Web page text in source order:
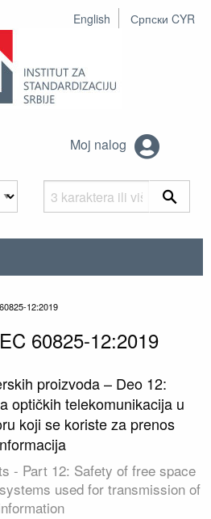
English Српски CYR
Moj nalog
12:2019
60825-12:2019
proizvoda – Deo 12:
optičkih telekomunikacija u
koji se koriste za prenos
- Part 12: Safety of free space
used for transmission of